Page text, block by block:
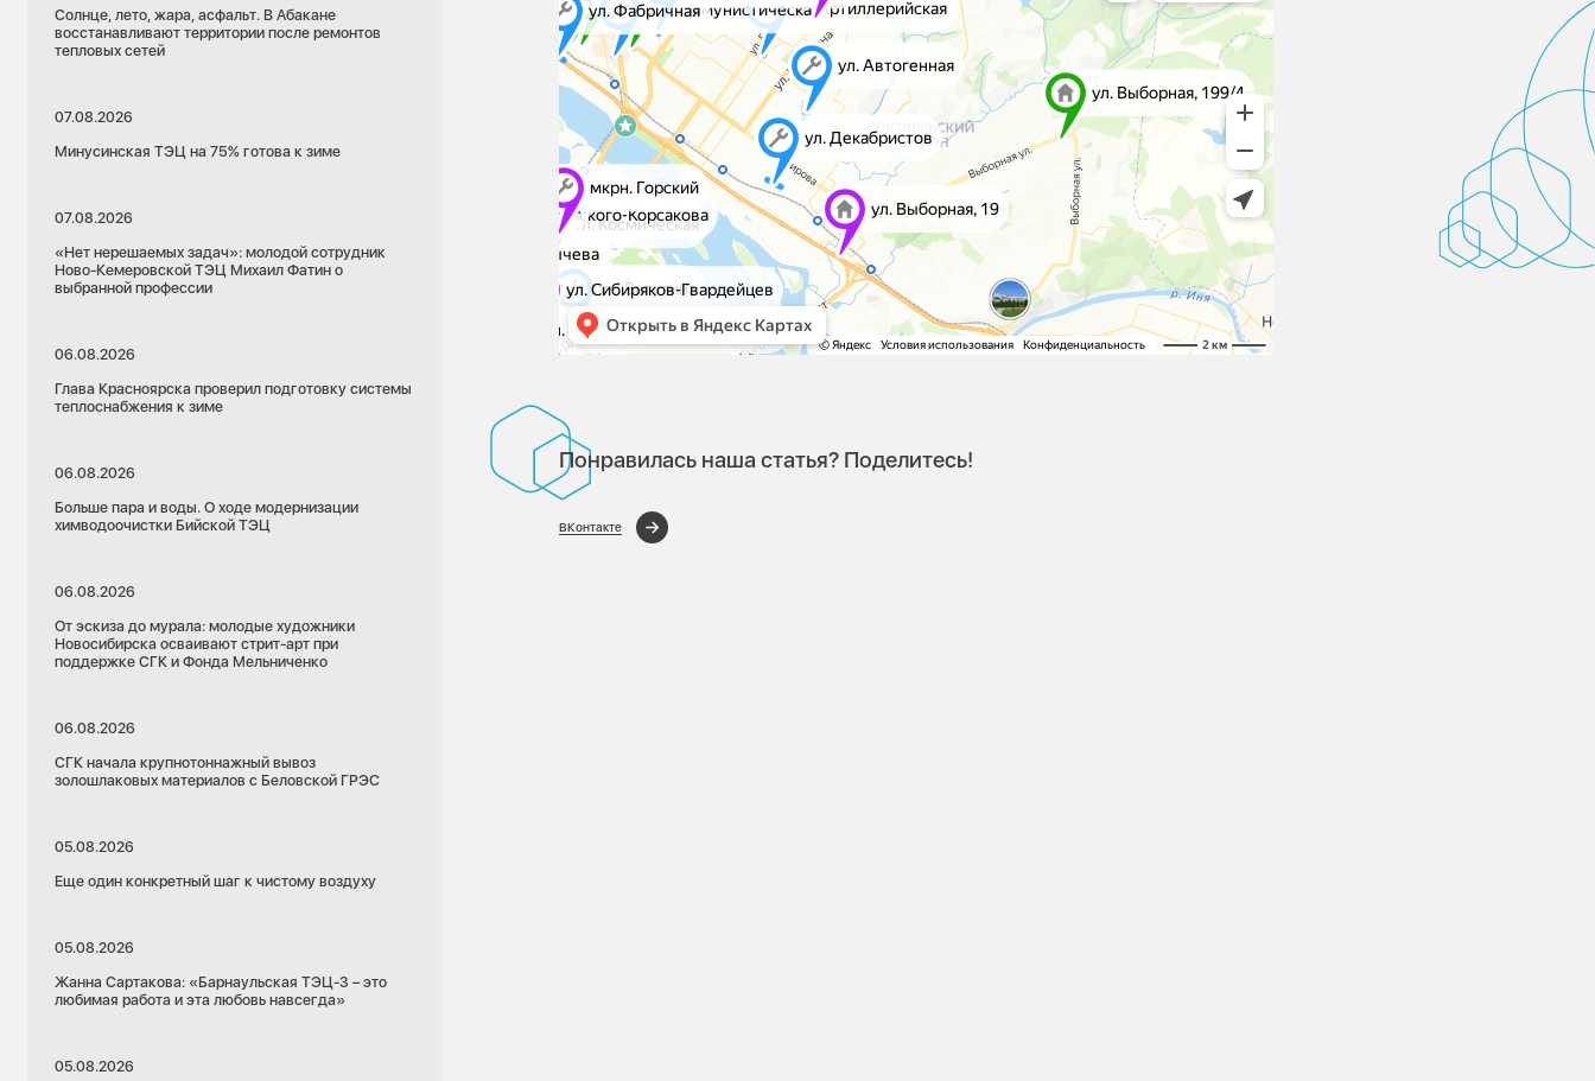
Солнце, лето, жара, асфальт. В Абакане
восстанавливают территории после ремонтов
тепловых сетей
07.08.2026
Минусинская ТЭЦ на 75% готова к зиме
07.08.2026
«Нет нерешаемых задач»: молодой сотрудник
Ново-Кемеровской ТЭЦ Михаил Фатин о
выбранной профессии
06.08.2026
Глава Красноярска проверил подготовку системы
теплоснабжения к зиме
06.08.2026
Больше пара и воды. О ходе модернизации
химводоочистки Бийской ТЭЦ
06.08.2026
От эскиза до мурала: молодые художники
Новосибирска осваивают стрит-арт при
поддержке СГК и Фонда Мельниченко
06.08.2026
СГК начала крупнотоннажный вывоз
золошлаковых материалов с Беловской ГРЭС
05.08.2026
Еще один конкретный шаг к чистому воздуху
05.08.2026
Жанна Сартакова: «Барнаульская ТЭЦ-3 – это
любимая работа и эта любовь навсегда»
05.08.2026
Понравилась наша статья? Поделитесь!
ВКонтакте